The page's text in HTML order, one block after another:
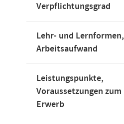
Verpflichtungsgrad
Lehr- und Lernformen,
Arbeitsaufwand
Leistungspunkte,
Voraussetzungen zum
Erwerb